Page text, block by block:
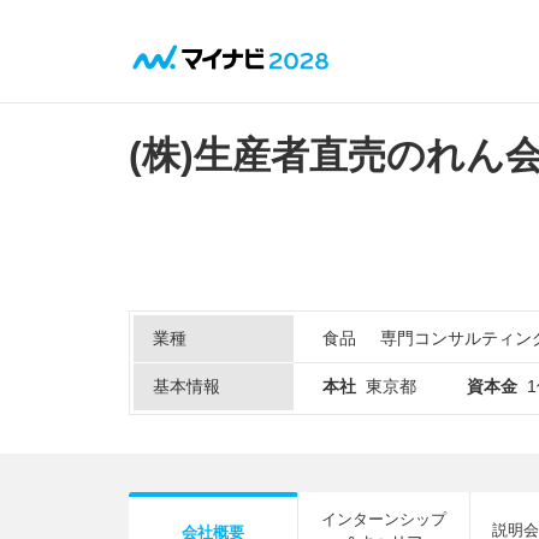
(株)生産者直売のれん
業種 食品 専門コンサルティン
基本情報 本社 東京都 資本金
会社概要
インターンシップ
説明